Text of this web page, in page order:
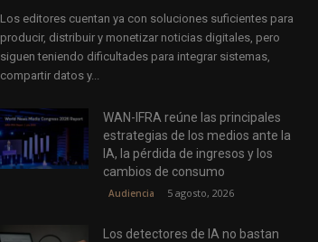
Los editores cuentan ya con soluciones suficientes para
producir, distribuir y monetizar noticias digitales, pero
siguen teniendo dificultades para integrar sistemas,
compartir datos y...
WAN-IFRA reúne las principales
estrategias de los medios ante la
IA, la pérdida de ingresos y los
cambios de consumo
Audiencia 5 agosto, 2026
Los detectores de IA no bastan